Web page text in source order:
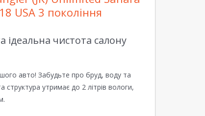
USA 3 покоління
чистота салону
авто! Забудьте про бруд, воду та
структура утримає до 2 літрів вологи,